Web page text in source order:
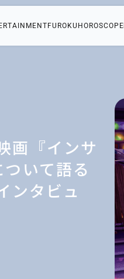
FUROKU HOROSCOPE
画『インサ
いて語る
ンタビュ